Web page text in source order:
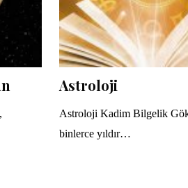
Astroloji
Astroloji Kadim Bilgelik
binlerce yıldır…